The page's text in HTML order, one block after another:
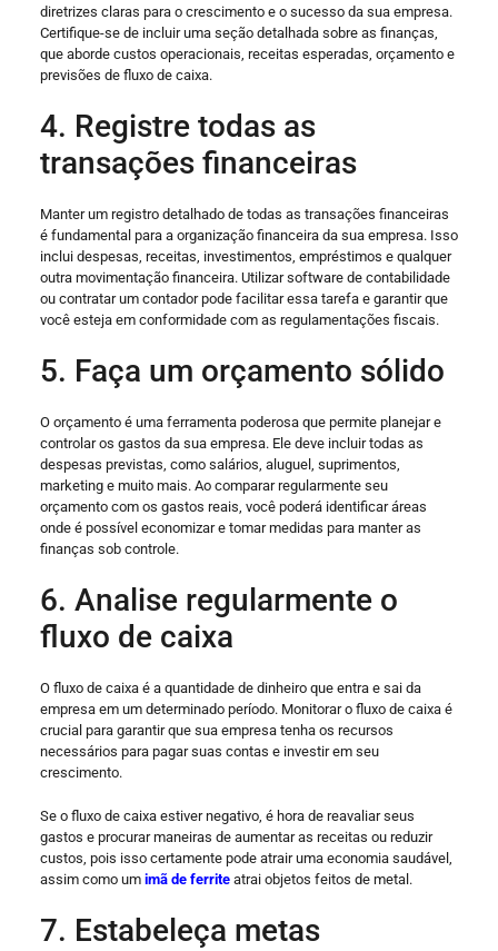
diretrizes claras para o crescimento e o sucesso da sua empresa.
Certifique-se de incluir uma seção detalhada sobre as finanças,
que aborde custos operacionais, receitas esperadas, orçamento e
previsões de fluxo de caixa.
4. Registre todas as
transações financeiras
Manter um registro detalhado de todas as transações financeiras
é fundamental para a organização financeira da sua empresa. Isso
inclui despesas, receitas, investimentos, empréstimos e qualquer
outra movimentação financeira. Utilizar software de contabilidade
ou contratar um contador pode facilitar essa tarefa e garantir que
você esteja em conformidade com as regulamentações fiscais.
5. Faça um orçamento sólido
O orçamento é uma ferramenta poderosa que permite planejar e
controlar os gastos da sua empresa. Ele deve incluir todas as
despesas previstas, como salários, aluguel, suprimentos,
marketing e muito mais. Ao comparar regularmente seu
orçamento com os gastos reais, você poderá identificar áreas
onde é possível economizar e tomar medidas para manter as
finanças sob controle.
6. Analise regularmente o
fluxo de caixa
O fluxo de caixa é a quantidade de dinheiro que entra e sai da
empresa em um determinado período. Monitorar o fluxo de caixa é
crucial para garantir que sua empresa tenha os recursos
necessários para pagar suas contas e investir em seu
crescimento.
Se o fluxo de caixa estiver negativo, é hora de reavaliar seus
gastos e procurar maneiras de aumentar as receitas ou reduzir
custos, pois isso certamente pode atrair uma economia saudável,
assim como um imã de ferriteatrai objetos feitos de metal.
7. Estabeleça metas